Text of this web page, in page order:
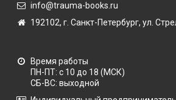
info@trauma-books.ru
192102, г. Санкт-Петербург, ул.
Время работы
ПН-ПТ: с 10 до 18 (МСК)
СБ-ВС: выходной